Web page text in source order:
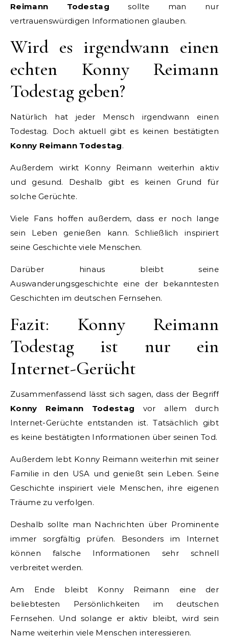
Reimann Todestag sollte man nur
vertrauenswürdigen Informationen glauben.
Wird es irgendwann einen
echten Konny Reimann
Todestag geben?
Natürlich hat jeder Mensch irgendwann einen
Todestag. Doch aktuell gibt es keinen bestätigten
Konny Reimann Todestag.
Außerdem wirkt Konny Reimann weiterhin aktiv
und gesund. Deshalb gibt es keinen Grund für
solche Gerüchte.
Viele Fans hoffen außerdem, dass er noch lange
sein Leben genießen kann. Schließlich inspiriert
seine Geschichte viele Menschen.
Darüber hinaus bleibt seine
Auswanderungsgeschichte eine der bekanntesten
Geschichten im deutschen Fernsehen.
Fazit: Konny Reimann
Todestag ist nur ein
Internet-Gerücht
Zusammenfassend lässt sich sagen, dass der Begriff
Konny Reimann Todestag vor allem durch
Internet-Gerüchte entstanden ist. Tatsächlich gibt
es keine bestätigten Informationen über seinen Tod.
Außerdem lebt Konny Reimann weiterhin mit seiner
Familie in den USA und genießt sein Leben. Seine
Geschichte inspiriert viele Menschen, ihre eigenen
Träume zu verfolgen.
Deshalb sollte man Nachrichten über Prominente
immer sorgfältig prüfen. Besonders im Internet
können falsche Informationen sehr schnell
verbreitet werden.
Am Ende bleibt Konny Reimann eine der
beliebtesten Persönlichkeiten im deutschen
Fernsehen. Und solange er aktiv bleibt, wird sein
Name weiterhin viele Menschen interessieren.